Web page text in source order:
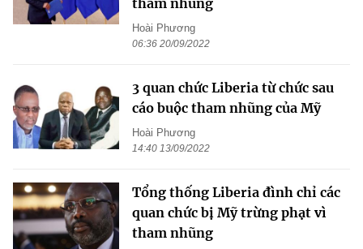
tham nhũng
Hoài Phương
06:36 20/09/2022
3 quan chức Liberia từ chức sau
cáo buộc tham nhũng của Mỹ
Hoài Phương
14:40 13/09/2022
Tổng thống Liberia đình chỉ các
quan chức bị Mỹ trừng phạt vì
tham nhũng